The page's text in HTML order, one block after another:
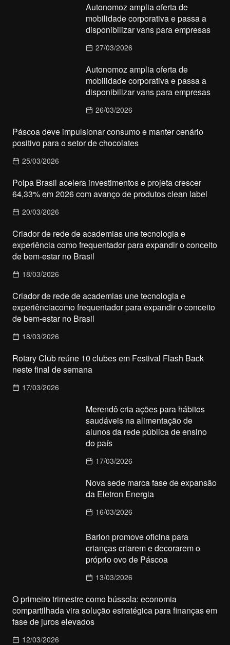
Autonomoz amplia oferta de
mobilidade corporativa e passa a
disponibilizar vans para empresas
27/03/2026
Autonomoz amplia oferta de
mobilidade corporativa e passa a
disponibilizar vans para empresas
26/03/2026
Páscoa deve impulsionar consumo e manter cenário
positivo para o setor de chocolates
25/03/2026
Polpa Brasil acelera investimentos e projeta crescer
64,33% em 2026 com avanço de produtos clean label
20/03/2026
Criador de rede de academias une tecnologia e
experiência como frequentador para expandir o conceito
de bem-estar no Brasil
18/03/2026
Criador de rede de academias une tecnologia e
experiênciacomo frequentador para expandir o conceito
de bem-estar no Brasil
18/03/2026
Rotary Club reúne 10 clubes em Festival Flash Back
neste final de semana
17/03/2026
Merendô cria ações para hábitos
saudáveis na alimentação de
alunos da rede pública de ensino
do país
17/03/2026
Nova sede marca fase de expansão
da Eletron Energia
16/03/2026
Barion promove oficina para
crianças criarem e decorarem o
próprio ovo de Páscoa
13/03/2026
O primeiro trimestre como bússola: economia
compartilhada vira solução estratégica para finanças em
fase de juros elevados
12/03/2026